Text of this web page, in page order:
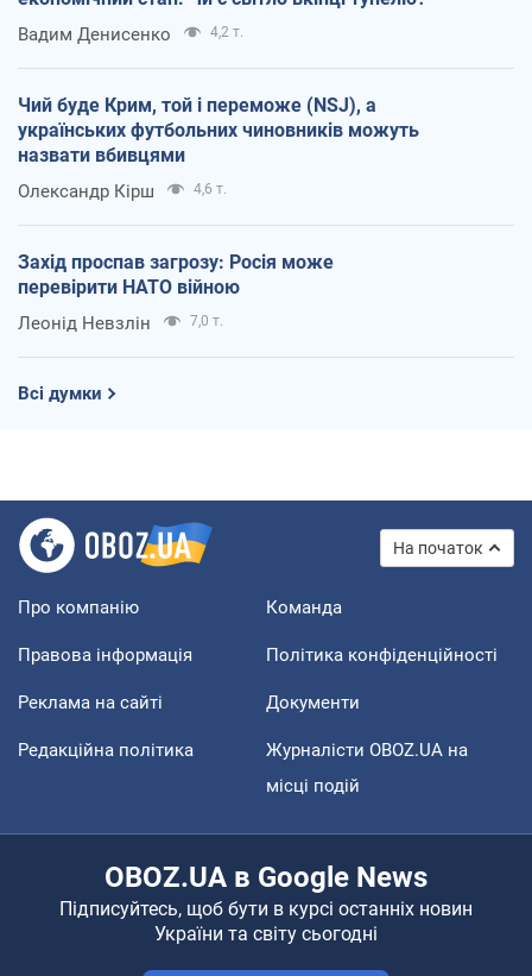
Вадим Денисенко 4,2 т.
Чий буде Крим, той і переможе (NSJ), а
українських футбольних чиновників можуть
назвати вбивцями
Олександр Кірш 4,6 т.
Захід проспав загрозу: Росія може
перевірити НАТО війною
Леонід Невзлін 7,0 т.
Всі думки
На початок
Про компанію Команда
Правова інформація Політика конфіденційності
Реклама на сайті Документи
Редакційна політика
Журналісти OBOZ.UA на
місці подій
OBOZ.UA в Google News
Підписуйтесь, щоб бути в курсі останніх новин
України та світу сьогодні